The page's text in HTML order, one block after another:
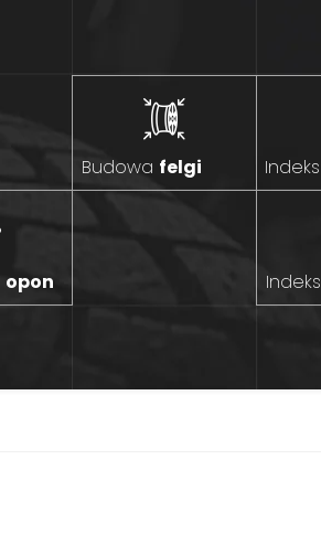
Budowa felgi Indeks
Indeks
opon